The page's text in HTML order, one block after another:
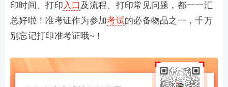
印时间、打印入口 及流程、打印常见问题，都一一汇
总好啦！准考证作为参加考试的必备物品之一，千万
别忘记打印准考证哦~！